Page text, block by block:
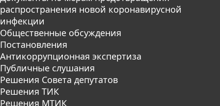
распространения новой коронавирусной
инфекции
Общественные обсуждения
Постановления
Антикоррупционная экспертиза
Публичные слушания
Решения Совета депутатов
Решения ТИК
Решения МТИК